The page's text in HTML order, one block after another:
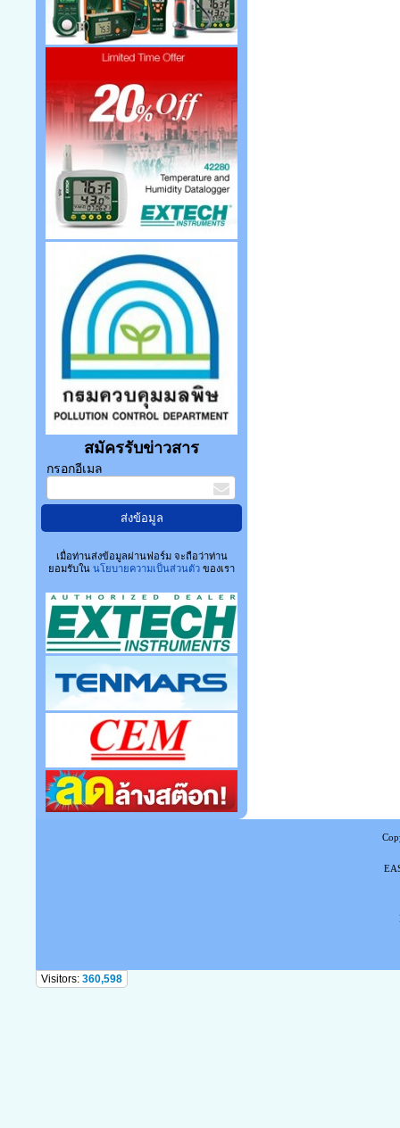
สมัครรับข่าวสาร
กรอกอีเมล
เมื่อท่านส่งข้อมูลผ่านฟอร์ม จะถือว่าท่าน
ยอมรับใน นโยบายความเป็นส่วนตัวของเรา
Visitors: 360,598